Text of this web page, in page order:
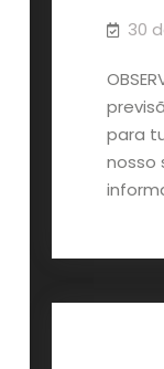
30
para
nosso